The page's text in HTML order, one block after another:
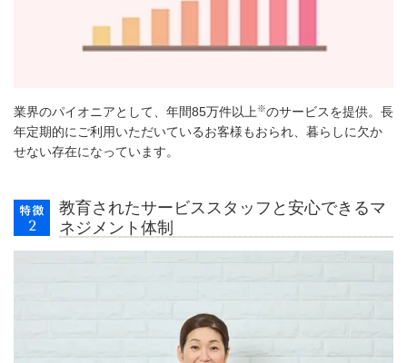
業界のパイオニアとして、年間85万件以上 ※のサービスを提供。長
年定期的にご利用いただいているお客様もおられ、暮らしに欠か
せない存在になっています。
教育されたサービススタッフと安心できるマ
ネジメント体制